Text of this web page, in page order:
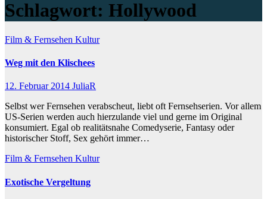
Schlagwort: Hollywood
Film & Fernsehen Kultur
Weg mit den Klischees
12. Februar 2014 JuliaR
Selbst wer Fernsehen verabscheut, liebt oft Fernsehserien. Vor allem
US-Serien werden auch hierzulande viel und gerne im Original
konsumiert. Egal ob realitätsnahe Comedyserie, Fantasy oder
historischer Stoff, Sex gehört immer…
Film & Fernsehen Kultur
Exotische Vergeltung